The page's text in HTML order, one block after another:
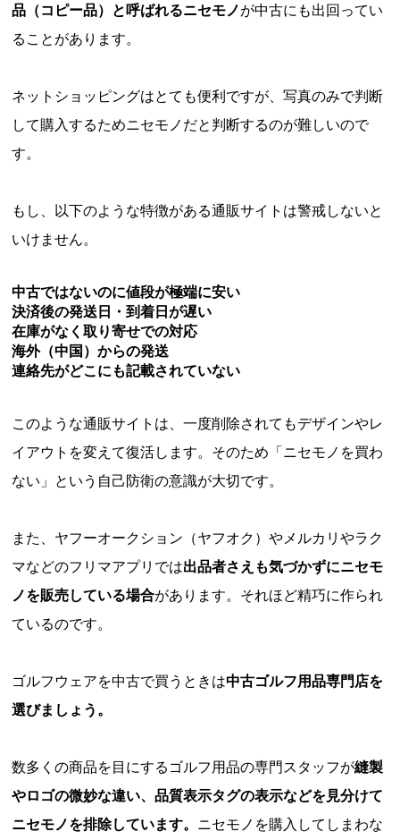
品（コピー品）と呼ばれるニセモノが中古にも出回ってい
ることがあります。
ネットショッピングはとても便利ですが、写真のみで判断
して購入するためニセモノだと判断するのが難しいので
す。
もし、以下のような特徴がある通販サイトは警戒しないと
いけません。
中古ではないのに値段が極端に安い
決済後の発送日・到着日が遅い
在庫がなく取り寄せでの対応
海外（中国）からの発送
連絡先がどこにも記載されていない
このような通販サイトは、一度削除されてもデザインやレ
イアウトを変えて復活します。そのため「ニセモノを買わ
ない」という自己防衛の意識が大切です。
また、ヤフーオークション（ヤフオク）やメルカリやラク
マなどのフリマアプリでは出品者さえも気づかずにニセモ
ノを販売している場合があります。それほど精巧に作られ
ているのです。
ゴルフウェアを中古で買うときは中古ゴルフ用品専門店を
選びましょう。
数多くの商品を目にするゴルフ用品の専門スタッフが縫製
やロゴの微妙な違い、品質表示タグの表示などを見分けて
ニセモノを排除しています。 ニセモノを購入してしまわな